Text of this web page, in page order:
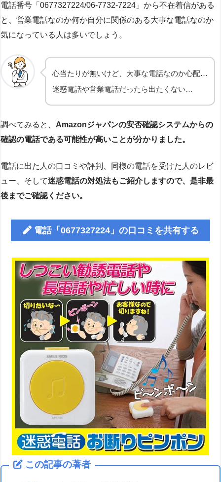
電話番号「0677327224/06-7732-7224」から不在着信がある
と、営業電話なのか何か自分に関係のある大事な電話なのか
気になっている人は多いでしょう。
心当たりが無いけど、大事な電話なのか心配…
迷惑電話や営業電話だったら出たくない…
調べてみると、 Amazonジャパンの安否確認システムからの
確認の電話である可能性が高いことが分かりました。
電話に出た人の口コミや評判、同様の電話を受けた人のレビ
ュー、そして迷惑電話の対処法もご紹介しますので、是非最
後までご確認ください。
電話「0677327224」の口コミを共有する
この記事の著者